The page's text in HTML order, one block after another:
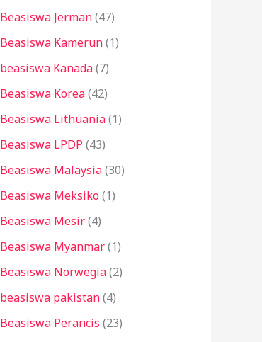
Beasiswa Jerman(47)
Beasiswa Kamerun(1)
beasiswa Kanada(7)
Beasiswa Korea(42)
Beasiswa Lithuania(1)
Beasiswa LPDP (43)
Beasiswa Malaysia(30)
Beasiswa Meksiko(1)
Beasiswa Mesir(4)
Beasiswa Myanmar(1)
Beasiswa Norwegia(2)
beasiswa pakistan(4)
Beasiswa Perancis (23)